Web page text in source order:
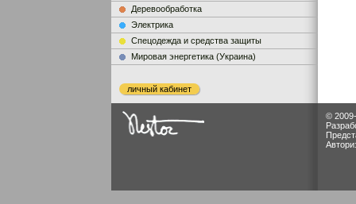
Деревообработка
Электрика
Cпецодежда и средства защиты
Мировая энергетика (Украина)
личный кабинет
©